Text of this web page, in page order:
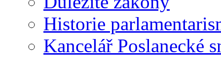
Historie
Kancelář Poslanecké